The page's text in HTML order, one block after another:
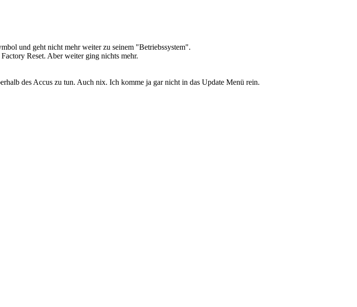
und geht nicht mehr weiter zu seinem "Betriebssystem".
Reset. Aber weiter ging nichts mehr.
des Accus zu tun. Auch nix. Ich komme ja gar nicht in das Update Menü rein.